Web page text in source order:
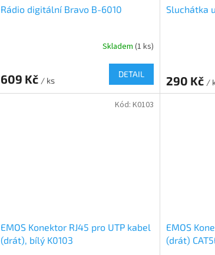
Rádio digitální Bravo B-6010
Skladem (1 ks)
609 Kč / ks
DETAIL
Sluchátka
290 Kč /
EMOS Konektor RJ45 pro UTP kabel
(drát), bílý K0103
Kód: K0103
EMOS
(drát)